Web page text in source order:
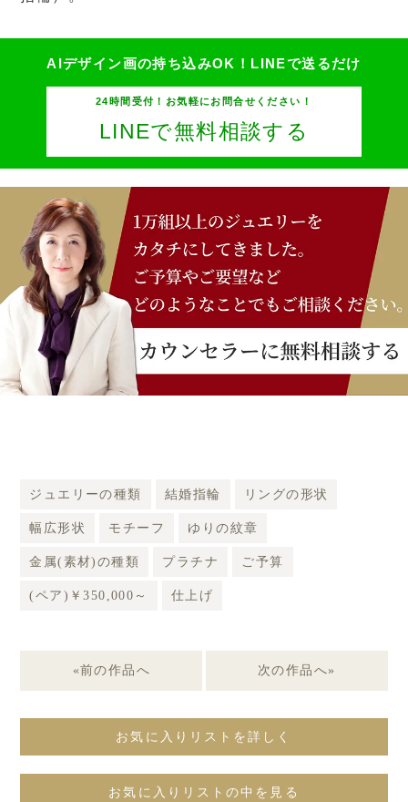
AIデザイン画の持ち込みOK！ LINEで送るだけ
24時間受付！お気軽にお問合せください！
LINEで無料相談する
ジュエリーの種類 結婚指輪 リングの形状
幅広形状 モチーフ ゆりの紋章
金属(素材)の種類 プラチナ ご予算
(ペア)￥350,000～ 仕上げ
«前の作品へ 次の作品へ»
お気に入りリストを詳しく
お気に入りリストの中を見る